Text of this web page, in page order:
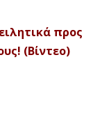
προς
(Βίντεο)